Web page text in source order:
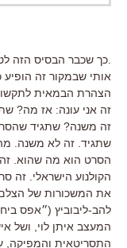
.כך שכבר הבסיס הזה
אותי שבמקור זה הופיע
הצהרת הבמאית
זה אני עונה: אז מה?
זה משנה? שתגיד
שתגיד. זה לא משנה.
הסרט הוא מה שהוא.
את המשכורות של הצלם
להב-ליבוביץ (״אפס
המעצב איתן לוי, ושל
התסריטאית והמפיקה,